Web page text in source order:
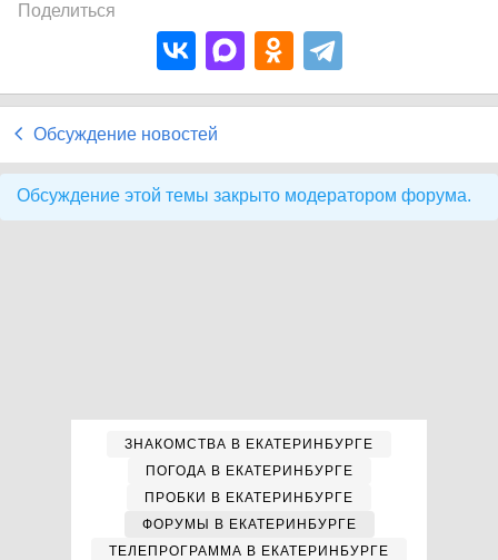
Поделиться
Обсуждение новостей
Обсуждение этой темы закрыто модератором форума.
ЗНАКОМСТВА В ЕКАТЕРИНБУРГЕ
ПОГОДА В ЕКАТЕРИНБУРГЕ
ПРОБКИ В ЕКАТЕРИНБУРГЕ
ФОРУМЫ В ЕКАТЕРИНБУРГЕ
ТЕЛЕПРОГРАММА В ЕКАТЕРИНБУРГЕ